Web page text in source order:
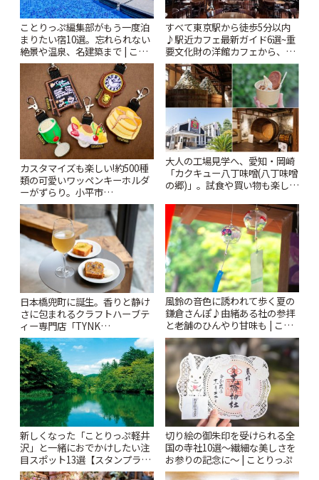
ことりっぷ編集部がもう一度泊
まりたい宿10選。忘れられない
絶景や温泉、名建築まで | こと
りっぷ
すべて東京駅から徒歩5分以内
♪駅近カフェ最新ガイド6選~重
要文化財の洋館カフェから、改
札すぐのレトロ喫茶まで~ | こと
りっぷ
カスタマイズも楽しい!約500種
類の可愛いワッペンキーホルダ
ーがずらり。小平市
「Kimamaya T&K」 | ことりっ
ぷ
大人の工場見学へ、愛知・岡崎
「カクキュー八丁味噌(八丁味噌
の郷)」。試食や買い物も楽しみ
日本橋兜町に誕生。香りと静け
さに包まれるクラフトハーブテ
ィー専門店「TYNK
Kabutocho」 | ことりっぷ
風鈴の音色に誘われて歩く夏の
鎌倉さんぽ♪由緒ある社の参拝
と老舗のひんやり甘味も | こと
りっぷ
新しくなった「ことりっぷ軽井
沢」と一緒におでかけしたい注
目スポット13選【スタンプラリ
ー開催中】 | ことりっぷ
切り絵の御朱印を受けられる全
国の寺社10選〜繊細な美しさを
お参りの記念に〜 | ことりっぷ